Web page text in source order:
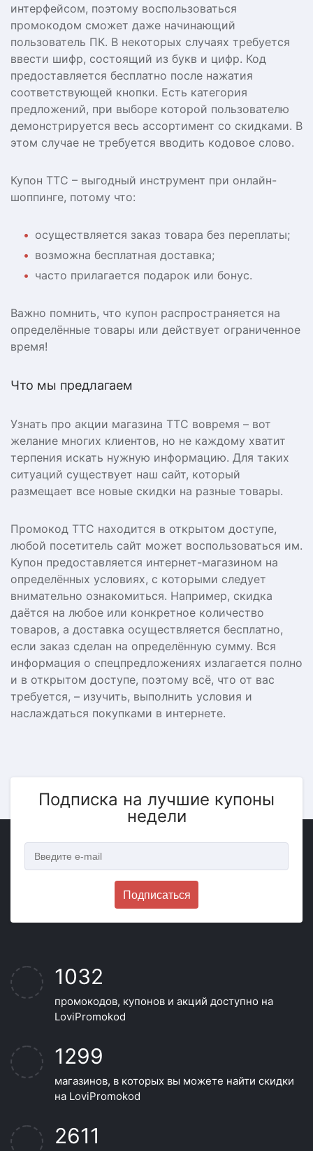
интерфейсом, поэтому воспользоваться
промокодом сможет даже начинающий
пользователь ПК. В некоторых случаях требуется
ввести шифр, состоящий из букв и цифр. Код
предоставляется бесплатно после нажатия
соответствующей кнопки. Есть категория
предложений, при выборе которой пользователю
демонстрируется весь ассортимент со скидками. В
этом случае не требуется вводить кодовое слово.
Купон ТТС – выгодный инструмент при онлайн-
шоппинге, потому что:
осуществляется заказ товара без переплаты;
возможна бесплатная доставка;
часто прилагается подарок или бонус.
Важно помнить, что купон распространяется на
определённые товары или действует ограниченное
время!
Что мы предлагаем
Узнать про акции магазина ТТС вовремя – вот
желание многих клиентов, но не каждому хватит
терпения искать нужную информацию. Для таких
ситуаций существует наш сайт, который
размещает все новые скидки на разные товары.
Промокод ТТС находится в открытом доступе,
любой посетитель сайт может воспользоваться им.
Купон предоставляется интернет-магазином на
определённых условиях, с которыми следует
внимательно ознакомиться. Например, скидка
даётся на любое или конкретное количество
товаров, а доставка осуществляется бесплатно,
если заказ сделан на определённую сумму. Вся
информация о спецпредложениях излагается полно
и в открытом доступе, поэтому всё, что от вас
требуется, – изучить, выполнить условия и
наслаждаться покупками в интернете.
Подписка на лучшие купоны
недели
Подписаться
1032
промокодов, купонов и акций доступно на
LoviPromokod
1299
магазинов, в которых вы можете найти скидки
на LoviPromokod
2611